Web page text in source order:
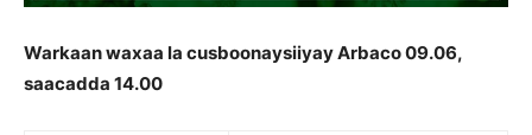
Warkaan waxaa la cusboonaysiiyay Arbaco 09.06,
saacadda 14.00